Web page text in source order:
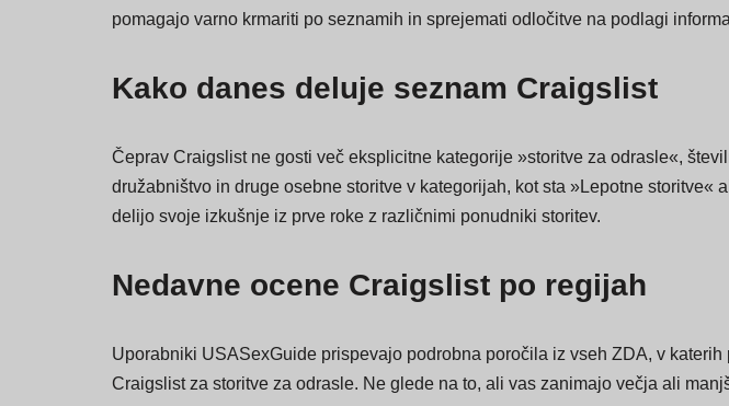
odstranil razdelek »storitve za odrasle«, mnogi še vedno najdejo priložnosti v
pomagajo varno krmariti po seznamih in sprejemati odločitve na podlagi
Kako danes deluje seznam Craigslist
Čeprav Craigslist ne gosti več eksplicitne kategorije »storitve za odrasle«,
delijo svoje izkušnje iz prve roke z različnimi ponudniki storitev.
Nedavne ocene Craigslist po regijah